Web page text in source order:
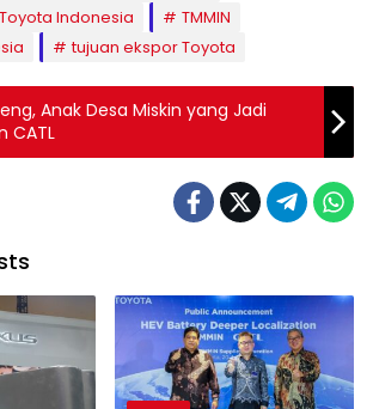
Indonesia
TMMIN
tujuan ekspor Toyota
Anak Desa Miskin yang Jadi
CATL